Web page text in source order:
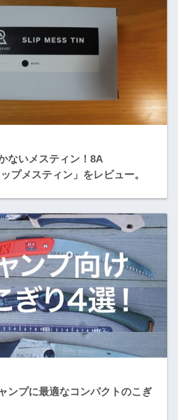
ないメスティン！8A
プメスティン」をレビュー。
ンプに最適なコンパクトのこぎ